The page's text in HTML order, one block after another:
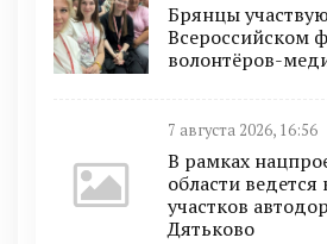
Брянцы
Всероссийском
волонтёров-
7 августа 2026, 16:56
В рамках
области
участков
Дятьково